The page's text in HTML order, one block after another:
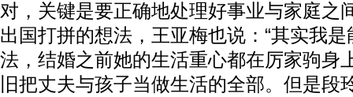
对，关键是要正确地处理好事业与家庭之
出国打拼的想法，王亚梅也说：“其实我
法，结婚之前她的生活重心都在厉家驹身
旧把丈夫与孩子当做生活的全部。但是段